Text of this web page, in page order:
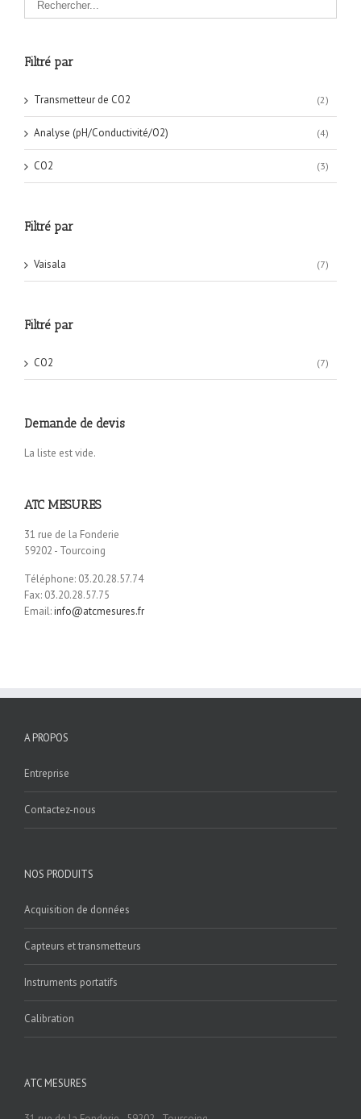
Filtré par
Transmetteur de CO2 (2)
Analyse (pH/Conductivité/O2) (4)
CO2 (3)
Filtré par
Vaisala (7)
Filtré par
CO2 (7)
Demande de devis
La liste est vide.
ATC MESURES
31 rue de la Fonderie
59202 - Tourcoing
Téléphone: 03.20.28.57.74
Fax: 03.20.28.57.75
Email:info@atcmesures.fr
A PROPOS
Entreprise
Contactez-nous
NOS PRODUITS
Acquisition de données
Capteurs et transmetteurs
Instruments portatifs
Calibration
ATC MESURES